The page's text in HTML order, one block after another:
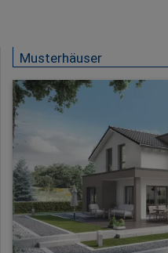
Musterhäuser